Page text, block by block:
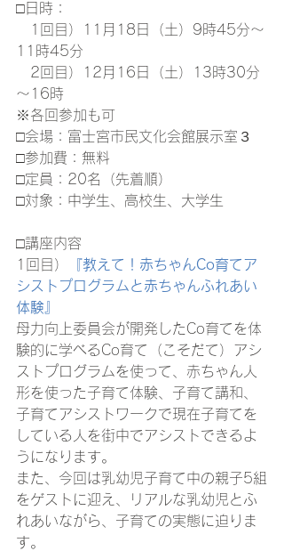
□日時：
1回目）11月18日（土）9時45分～
11時45分
2回目）12月16日（土）13時30分
～16時
※各回参加も可
□会場：富士宮市民文化会館展示室３
□参加費：無料
□定員：20名（先着順）
□対象：中学生、高校生、大学生
□講座内容
1回目）
『教えて！赤ちゃんCo育てア
シストプログラムと赤ちゃんふれあい
体験』
母力向上委員会が開発したCo育てを体
験的に学べるCo育て（こそだて）アシ
ストプログラムを使って、赤ちゃん人
形を使った子育て体験、子育て講和、
子育てアシストワークで現在子育てを
している人を街中でアシストできるよ
うになります。
また、今回は乳幼児子育て中の親子5組
をゲストに迎え、リアルな乳幼児とふ
れあいながら、子育ての実態に迫りま
す。